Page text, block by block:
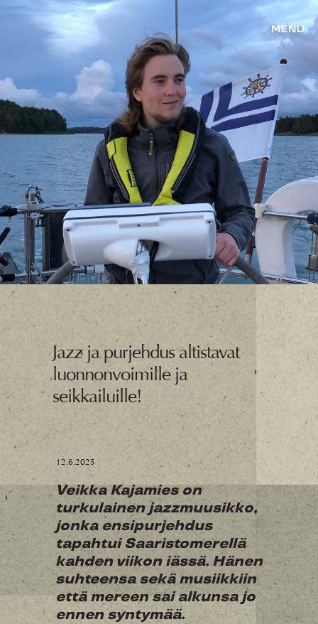
Jazz ja purjehdus altistavat
luonnonvoimille ja
seikkailuille!
12.6.2025
Veikka Kajamies on
turkulainen jazzmuusikko,
jonka ensipurjehdus
tapahtui Saaristomerellä
kahden viikon iässä. Hänen
suhteensa sekä musiikkiin
että mereen sai alkunsa jo
ennen syntymää.